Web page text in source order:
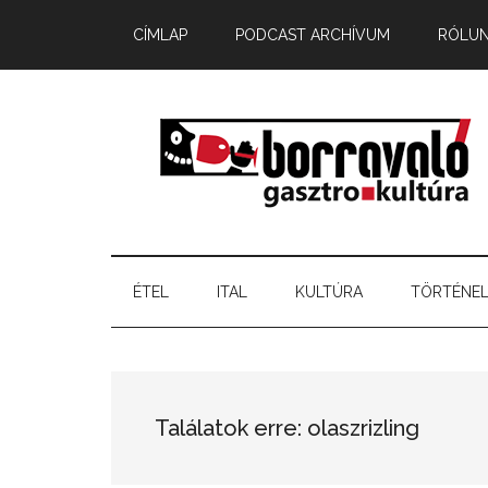
CÍMLAP PODCAST ARCHÍVUM
ÉTEL ITAL KULTÚRA
Találatok erre: olaszrizling